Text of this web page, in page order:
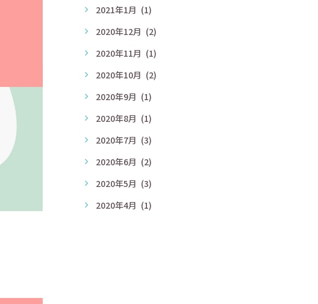
2021年1月 (1)
2020年12月 (2)
2020年11月 (1)
2020年10月 (2)
2020年9月 (1)
2020年8月 (1)
2020年7月 (3)
2020年6月 (2)
2020年5月 (3)
2020年4月 (1)